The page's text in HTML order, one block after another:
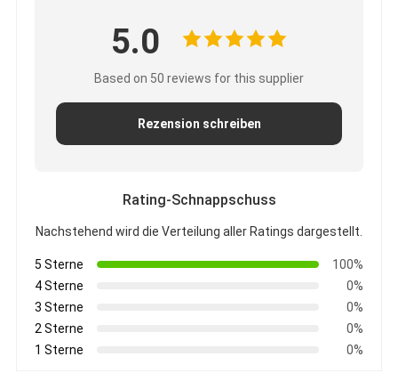
5.0
Based on 50 reviews for this supplier
Rezension schreiben
Rating-Schnappschuss
Nachstehend wird die Verteilung aller Ratings dargestellt.
5 Sterne
100%
4 Sterne
0%
3 Sterne
0%
2 Sterne
0%
1 Sterne
0%